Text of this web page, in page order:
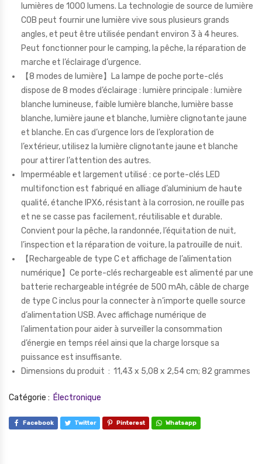
lumières de 1000 lumens. La technologie de source de lumière
COB peut fournir une lumière vive sous plusieurs grands
angles, et peut être utilisée pendant environ 3 à 4 heures.
Peut fonctionner pour le camping, la pêche, la réparation de
marche et l’éclairage d’urgence.
【8 modes de lumière】La lampe de poche porte-clés
dispose de 8 modes d’éclairage : lumière principale : lumière
blanche lumineuse, faible lumière blanche, lumière basse
blanche, lumière jaune et blanche, lumière clignotante jaune
et blanche. En cas d’urgence lors de l’exploration de
l’extérieur, utilisez la lumière clignotante jaune et blanche
pour attirer l’attention des autres.
Imperméable et largement utilisé : ce porte-clés LED
multifonction est fabriqué en alliage d’aluminium de haute
qualité, étanche IPX6, résistant à la corrosion, ne rouille pas
et ne se casse pas facilement, réutilisable et durable.
Convient pour la pêche, la randonnée, l’équitation de nuit,
l’inspection et la réparation de voiture, la patrouille de nuit.
【Rechargeable de type C et affichage de l’alimentation
numérique】Ce porte-clés rechargeable est alimenté par une
batterie rechargeable intégrée de 500 mAh, câble de charge
de type C inclus pour la connecter à n’importe quelle source
d’alimentation USB. Avec affichage numérique de
l’alimentation pour aider à surveiller la consommation
d’énergie en temps réel ainsi que la charge lorsque sa
puissance est insuffisante.
Dimensions du produit ‏ : ‎ 11,43 x 5,08 x 2,54 cm; 82 grammes
Catégorie : Électronique
Facebook Twitter Pinterest Whatsapp